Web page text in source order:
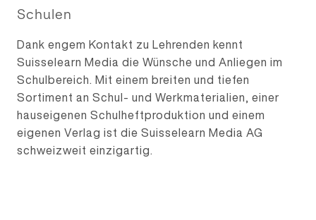
Schulen
Dank engem Kontakt zu Lehrenden kennt
Suisselearn Media die Wünsche und Anliegen im
Schulbereich. Mit einem breiten und tiefen
Sortiment an Schul- und Werkmaterialien, einer
hauseigenen Schulheftproduktion und einem
eigenen Verlag ist die Suisselearn Media AG
schweizweit einzigartig.